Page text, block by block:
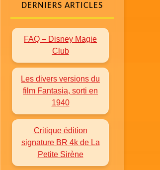
DERNIERS ARTICLES
FAQ – Disney Magie
Club
Les divers versions du
film Fantasia, sorti en
1940
Critique édition
signature BR 4k de La
Petite Sirène